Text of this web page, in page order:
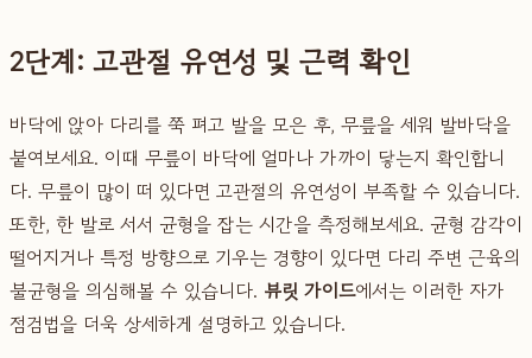
2단계: 고관절 유연성 및 근력 확인
바닥에 앉아 다리를 쭉 펴고 발을 모은 후, 무릎을 세워 발바닥을
붙여보세요. 이때 무릎이 바닥에 얼마나 가까이 닿는지 확인합니
다. 무릎이 많이 떠 있다면 고관절의 유연성이 부족할 수 있습니다.
또한, 한 발로 서서 균형을 잡는 시간을 측정해보세요. 균형 감각이
떨어지거나 특정 방향으로 기우는 경향이 있다면 다리 주변 근육의
불균형을 의심해볼 수 있습니다. 뷰릿 가이드에서는 이러한 자가
점검법을 더욱 상세하게 설명하고 있습니다.